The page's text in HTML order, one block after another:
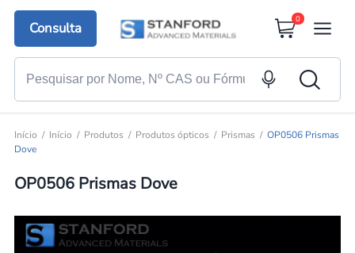
Consulta
0
Início Início Produtos Produtos ópticos Prismas
OP0506 Prismas
Dove
OP0506 Prismas Dove